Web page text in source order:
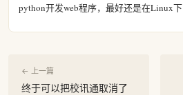
python开发web程序，最好还是在Linux下
← 上一篇
终于可以把校讯通取消了